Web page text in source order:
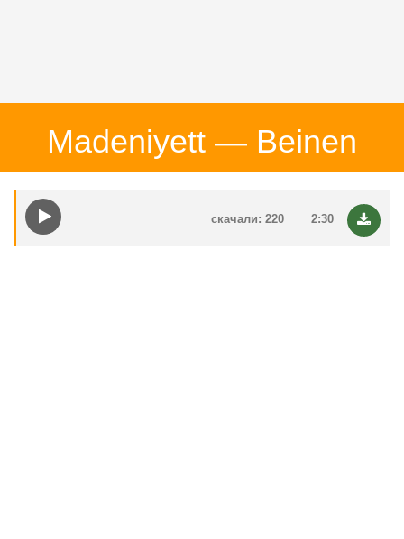
Madeniyett — Beinen
2:30
скачали: 220